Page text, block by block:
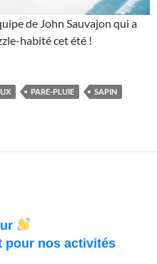
de John Sauvajon qui a
habité cet été !
PARE-PLUIE
SAPIN
pour nos activités